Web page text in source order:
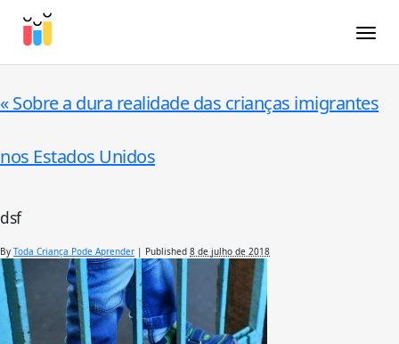
«Sobre a dura realidade das crianças imigrantes
nos Estados Unidos
dsf
By Toda Criança Pode Aprender | Published 8 de julho de 2018